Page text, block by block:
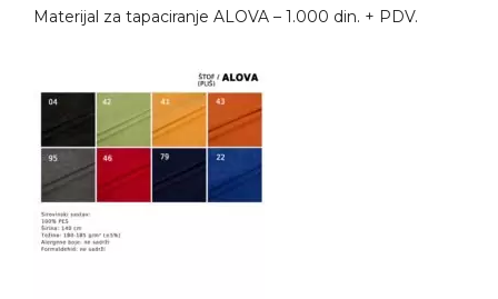
Materijal za tapaciranje ALOVA – 1.000 din. + PDV.